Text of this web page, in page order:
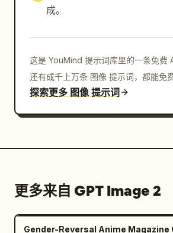
成。
这是 YouMind 提示词库里的一条免费
还有成千上万条 图像 提示词，都能免
探索更多 图像 提示词
更多来自 GPT Image 2
Gender-Reversal Anime Magazine